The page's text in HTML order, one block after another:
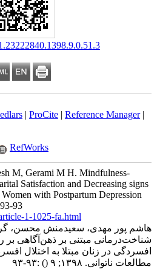
|ProCite |Reference Manager
RefWorks
M, Gerami M H. Mindfulness-
Satisfaction and Decreasing signs
Women with Postpartum Depression
93
1-1025-fa.html
هاشم پور مهدی، سعیدمنش محسن،
شناخت‌درمانی مبتنی بر ذهن‌‌آگاهی بر
افسردگی در زنان مبتلا به اختلال
مطالعات ناتوانی. ۱۳۹۸; ۹
() :۹۳-۹۳